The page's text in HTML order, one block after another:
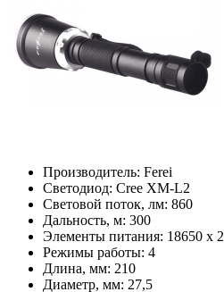
Производитель: Ferei
Светодиод: Cree XM-L2
Световой поток, лм: 860
Дальность, м: 300
Элементы питания: 18650 x 2
Режимы работы: 4
Длина, мм: 210
Диаметр, мм: 27,5